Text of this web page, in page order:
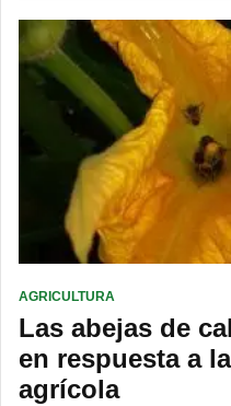
AGRICULTURA
Las abejas de
en respuesta a
agrícola